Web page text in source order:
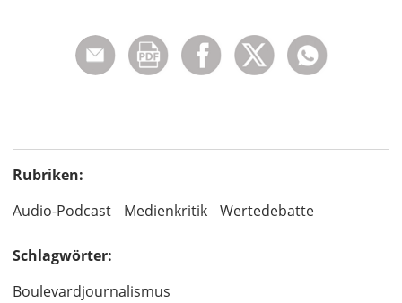
Rubriken:
Audio-Podcast
Medienkritik Wertedebatte
Schlagwörter:
Boulevardjournalismus